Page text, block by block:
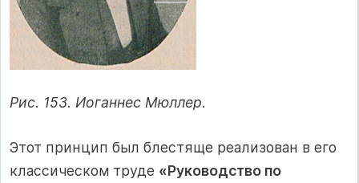
Рис. 153. Иоганнес Мюллер.
Этот принцип был блестяще реализован в его
классическом труде «Руководство по